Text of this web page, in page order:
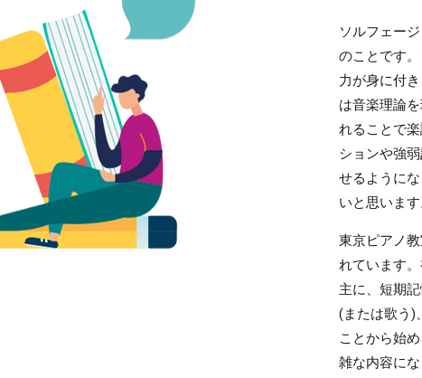
ソルフェー
のことです
力が身に付
は音楽理論
れることで
ションや強
せるように
いと思います
東京ピアノ
れています
主に、短期
(または歌う)
ことから始
雑な内容にな